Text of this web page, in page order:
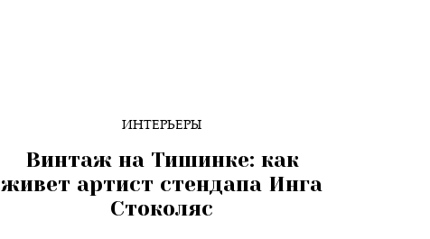
ИНТЕРЬЕРЫ
Винтаж на Тишинке: как
живет артист стендапа Инга
Стоколяс